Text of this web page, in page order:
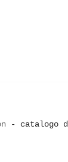
- catalogo